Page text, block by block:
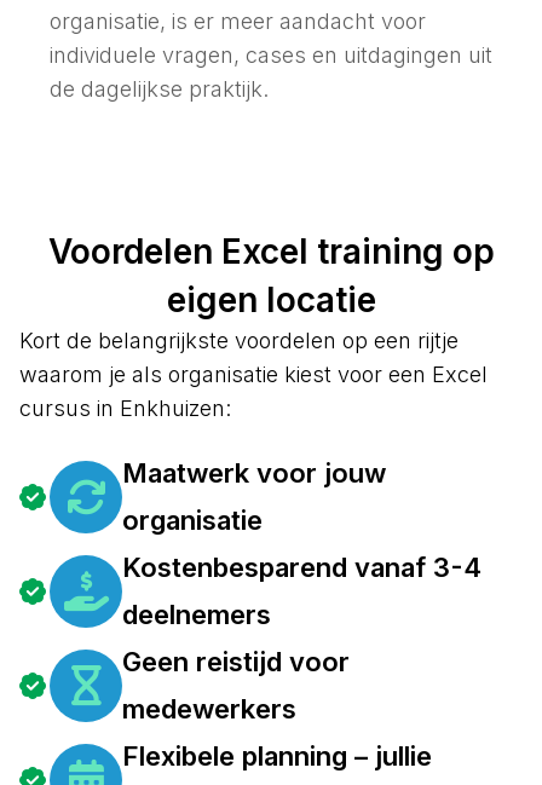
organisatie, is er meer aandacht voor
individuele vragen, cases en uitdagingen uit
de dagelijkse praktijk.
Voordelen Excel training op
eigen locatie
Kort de belangrijkste voordelen op een rijtje
waarom je als organisatie kiest voor een Excel
cursus in Enkhuizen:
Maatwerk voor jouw
organisatie
Kostenbesparend vanaf 3-4
deelnemers
Geen reistijd voor
medewerkers
Flexibele planning – jullie